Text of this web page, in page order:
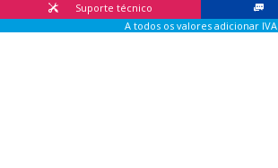
Suporte técnico
A todos os valores adicionar IVA